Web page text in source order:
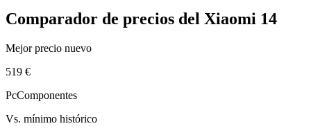
Comparador de precios del Xiaomi 14
Mejor precio nuevo
519 €
PcComponentes
Vs. mínimo histórico